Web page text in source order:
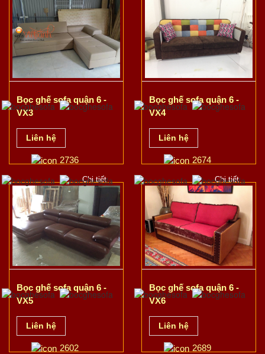
Bọc ghế sofa quận 6 -
VX3
Liên hệ
2736
Chi tiết
Bọc ghế sofa quận 6 -
VX4
Liên hệ
2674
Chi tiết
Bọc ghế sofa quận 6 -
VX5
Liên hệ
2602
Bọc ghế sofa quận 6 -
VX6
Liên hệ
2689